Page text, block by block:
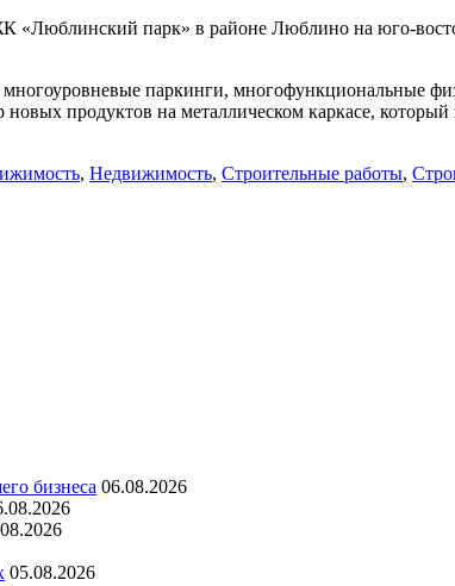
«Люблинский парк» в районе Люблино на юго-
паркинги, многофункциональные
продуктов на металлическом каркасе,
, Недвижимость, Строительные работы,
бизнеса 06.08.2026
05.08.2026